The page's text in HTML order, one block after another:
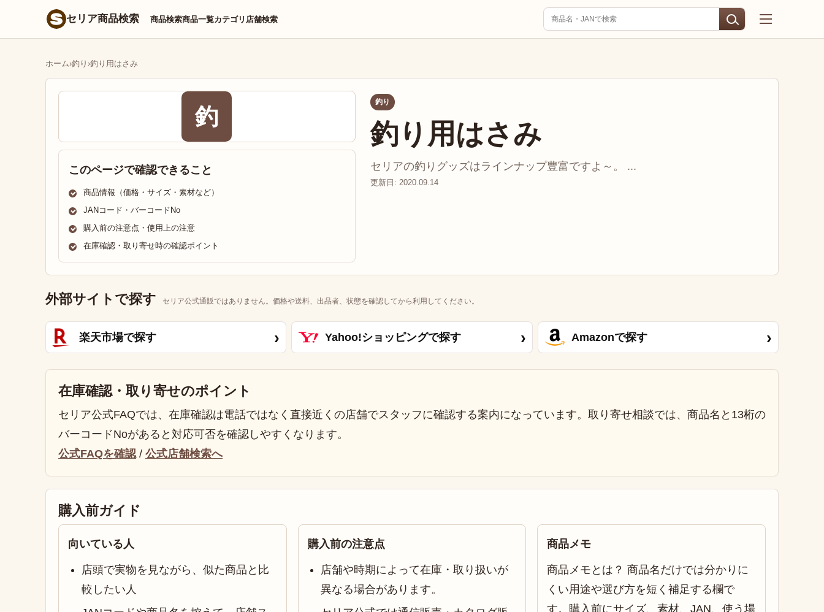
セリア商品検索 商品検索商品一覧カテゴリ 店舗検索
ホーム›釣り ›釣り用はさみ
釣
このページで確認できること
商品情報（価格・サイズ・素材など）
JANコード・バーコードNo
購入前の注意点・使用上の注意
在庫確認・取り寄せ時の確認ポイント
釣り
釣り用はさみ
セリアの釣りグッズはラインナップ豊富ですよ～。 ...
更新日: 2020.09.14
外部サイトで探す セリア公式通販ではありません。価格や送料、出品者、状態を確認してから利用してください。
楽天市場で探す › Yahoo!ショッピングで探す › Amazonで探す ›
在庫確認・取り寄せのポイント
セリア公式FAQでは、在庫確認は電話ではなく直接近くの店舗でスタッフに確認する案内になっています。取り寄せ相談では、商品名と13桁の
バーコードNoがあると対応可否を確認しやすくなります。
公式FAQを確認/ 公式店舗検索へ
購入前ガイド
向いている人
店頭で実物を見ながら、似た商品と比
較したい人
購入前の注意点
店舗や時期によって在庫・取り扱いが
異なる場合があります。
商品メモ
商品メモとは？ 商品名だけでは分かりに
くい用途や選び方を短く補足する欄で
す。購入前にサイズ、素材、JAN、使う場